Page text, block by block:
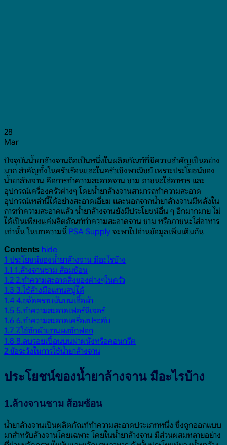
28
Mar
ปัจจุบันน้ำยาล้างจานถือเป็นหนึ่งในผลิตภัณฑ์ที่มีความสำคัญเป็นอย่าง
มาก สำคัญทั้งในครัวเรือนและในครัวเชิงพาณิชย์ เพราะประโยชน์ของ
น้ำยาล้างจาน คือการทำความสะอาดจาน ชาม ภาชนะใส่อาหาร และ
อุปกรณ์เครื่องครัวต่างๆ โดยน้ำยาล้างจานสามารถทำความสะอาด
อุปกรณ์เหล่านี้ได้อย่างสะอาดเอี่ยม และนอกจากน้ำยาล้างจานมีพลังใน
การทำความสะอาดแล้ว น้ำยาล้างจานยังมีประโยชน์อื่น ๆ อีกมากมาย ไม่
ได้เป็นเพียงแค่ผลิตภัณฑ์ทำความสะอาดจาน ชาม หรือภาชนะใส่อาหาร
เท่านั้น ในบทความนี้ PSA Supply จะพาไปอ่านข้อมูลเพิ่มเติมกัน
Contents hide
1 ประโยชน์ของน้ำยาล้างจาน มีอะไรบ้าง
1.1 1.ล้างจานชาม ส้อมซ้อน
1.2 2.ทำความสะอาดสิ่งของต่างๆในครัว
1.3 3.ใช้ล้างมือแทนสบู่ได้
1.4 4.ขจัดคราบมันบนเสื้อผ้า
1.5 5.ทำความสะอาดเฟอร์นิเจอร์
1.6 6.ทำความสะอาดเครื่องประดับ
1.7 7.ใช้ซักผ้าแทนผงซักฟอก
1.8 8.ลบรอยเปื้อนบนฝาผนังหรือคอนกรีต
2 ข้อระวังในการใช้น้ำยาล้างจาน
ประโยชน์ของน้ำยาล้างจาน มีอะไรบ้าง
1.ล้างจานชาม ส้อมซ้อน
น้ำยาล้างจานเป็นผลิตภัณฑ์ทำความสะอาดประเภทหนึ่ง ซึ่งถูกออกแบบ
มาสำหรับล้างจานโดยเฉพาะ โดยในน้ำยาล้างจาน มีส่วนผสมหลายอย่าง